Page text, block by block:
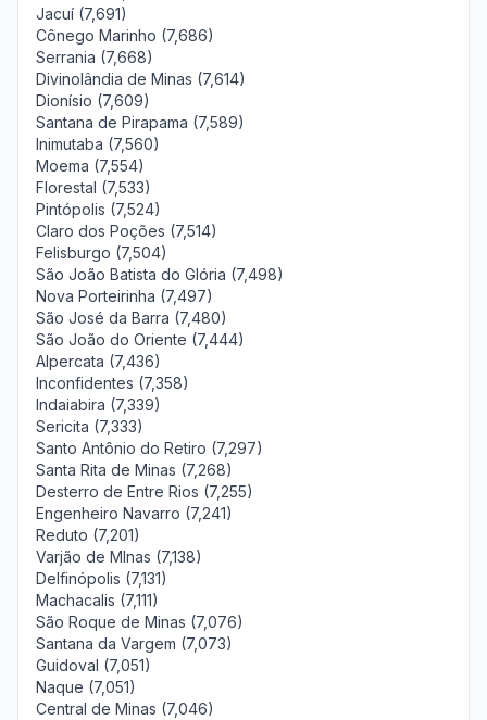
Jacuí (7,691)
Cônego Marinho (7,686)
Serrania (7,668)
Divinolândia de Minas (7,614)
Dionísio (7,609)
Santana de Pirapama (7,589)
Inimutaba (7,560)
Moema (7,554)
Florestal (7,533)
Pintópolis (7,524)
Claro dos Poções (7,514)
Felisburgo (7,504)
São João Batista do Glória (7,498)
Nova Porteirinha (7,497)
São José da Barra (7,480)
São João do Oriente (7,444)
Alpercata (7,436)
Inconfidentes (7,358)
Indaiabira (7,339)
Sericita (7,333)
Santo Antônio do Retiro (7,297)
Santa Rita de Minas (7,268)
Desterro de Entre Rios (7,255)
Engenheiro Navarro (7,241)
Reduto (7,201)
Varjão de MInas (7,138)
Delfinópolis (7,131)
Machacalis (7,111)
São Roque de Minas (7,076)
Santana da Vargem (7,073)
Guidoval (7,051)
Naque (7,051)
Central de Minas (7,046)